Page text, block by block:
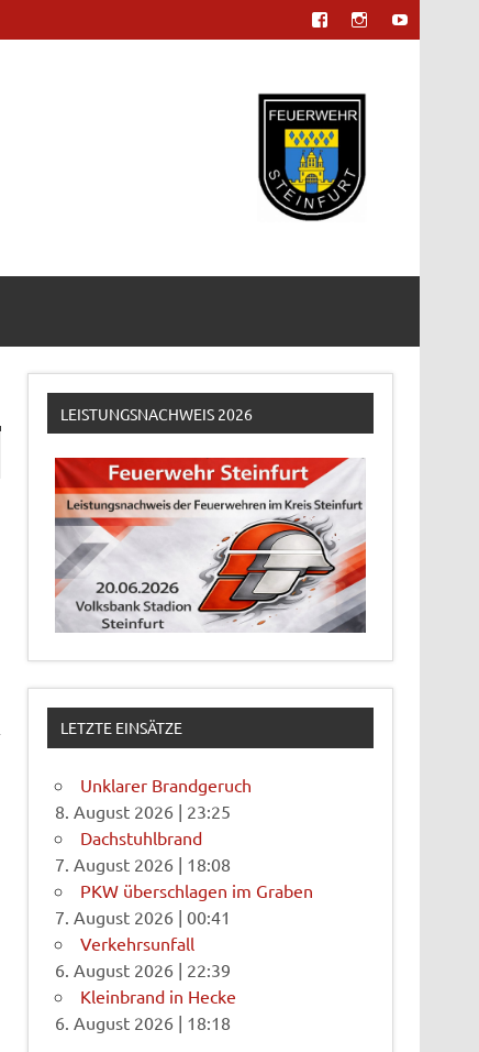
LEISTUNGSNACHWEIS 2026
LETZTE EINSÄTZE
Unklarer Brandgeruch
8. August 2026 | 23:25
Dachstuhlbrand
7. August 2026 | 18:08
PKW überschlagen im Graben
7. August 2026 |00:41
Verkehrsunfall
6. August 2026 | 22:39
Kleinbrand in Hecke
6. August 2026 | 18:18